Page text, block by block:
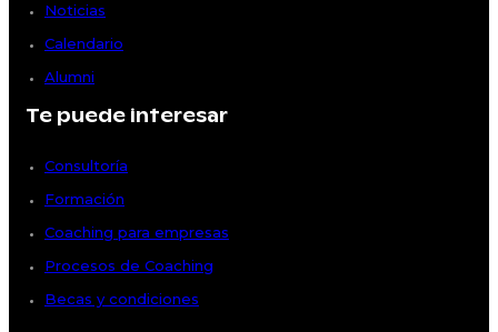
Noticias
Calendario
Alumni
Te puede interesar
Consultoría
Formación
Coaching para empresas
Procesos de Coaching
Becas y condiciones